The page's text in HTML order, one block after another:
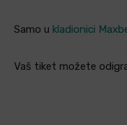
Samo u kladionici
Vaš tiket možete